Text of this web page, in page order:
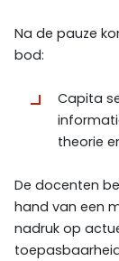
Na de pauze
bod:
Capita
theorie
De docenten
hand van een
nadruk op